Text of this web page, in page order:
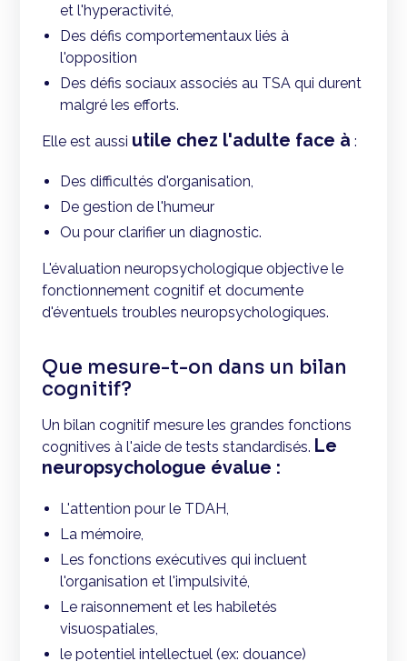
et l'hyperactivité,
Des défis comportementaux liés à
l'opposition
Des défis sociaux associés au TSA qui durent
malgré les efforts.
Elle est aussi utile chez l'adulte face à :
Des difficultés d'organisation,
De gestion de l'humeur
Ou pour clarifier un diagnostic.
L'évaluation neuropsychologique objective le
fonctionnement cognitif et documente
d'éventuels troubles neuropsychologiques.
Que mesure-t-on dans un bilan
cognitif?
Un bilan cognitif mesure les grandes fonctions
cognitives à l'aide de tests standardisés. Le
neuropsychologue évalue :
L'attention pour le TDAH,
La mémoire,
Les fonctions exécutives qui incluent
l'organisation et l'impulsivité,
Le raisonnement et les habiletés
visuospatiales,
le potentiel intellectuel (ex: douance)